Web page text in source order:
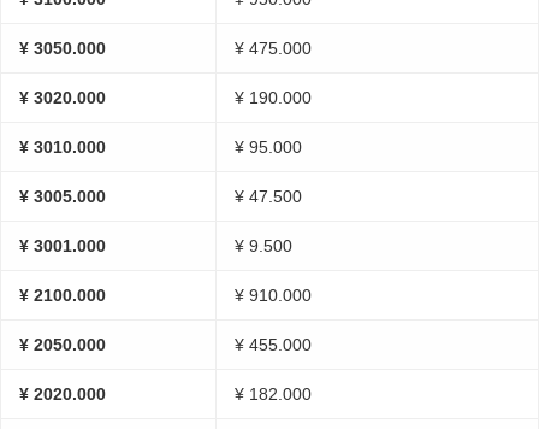
¥ 3050.000 ¥ 475.000
¥ 3020.000 ¥ 190.000
¥ 3010.000 ¥ 95.000
¥ 3005.000 ¥ 47.500
¥ 3001.000 ¥ 9.500
¥ 2100.000 ¥ 910.000
¥ 2050.000 ¥ 455.000
¥ 2020.000 ¥ 182.000